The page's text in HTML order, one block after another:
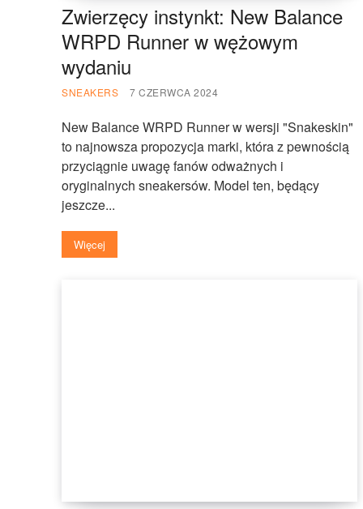
Zwierzęcy instynkt: New Balance
WRPD Runner w wężowym
wydaniu
SNEAKERS 7 CZERWCA 2024
New Balance WRPD Runner w wersji "Snakeskin"
to najnowsza propozycja marki, która z pewnością
przyciągnie uwagę fanów odważnych i
oryginalnych sneakersów. Model ten, będący
jeszcze...
Więcej